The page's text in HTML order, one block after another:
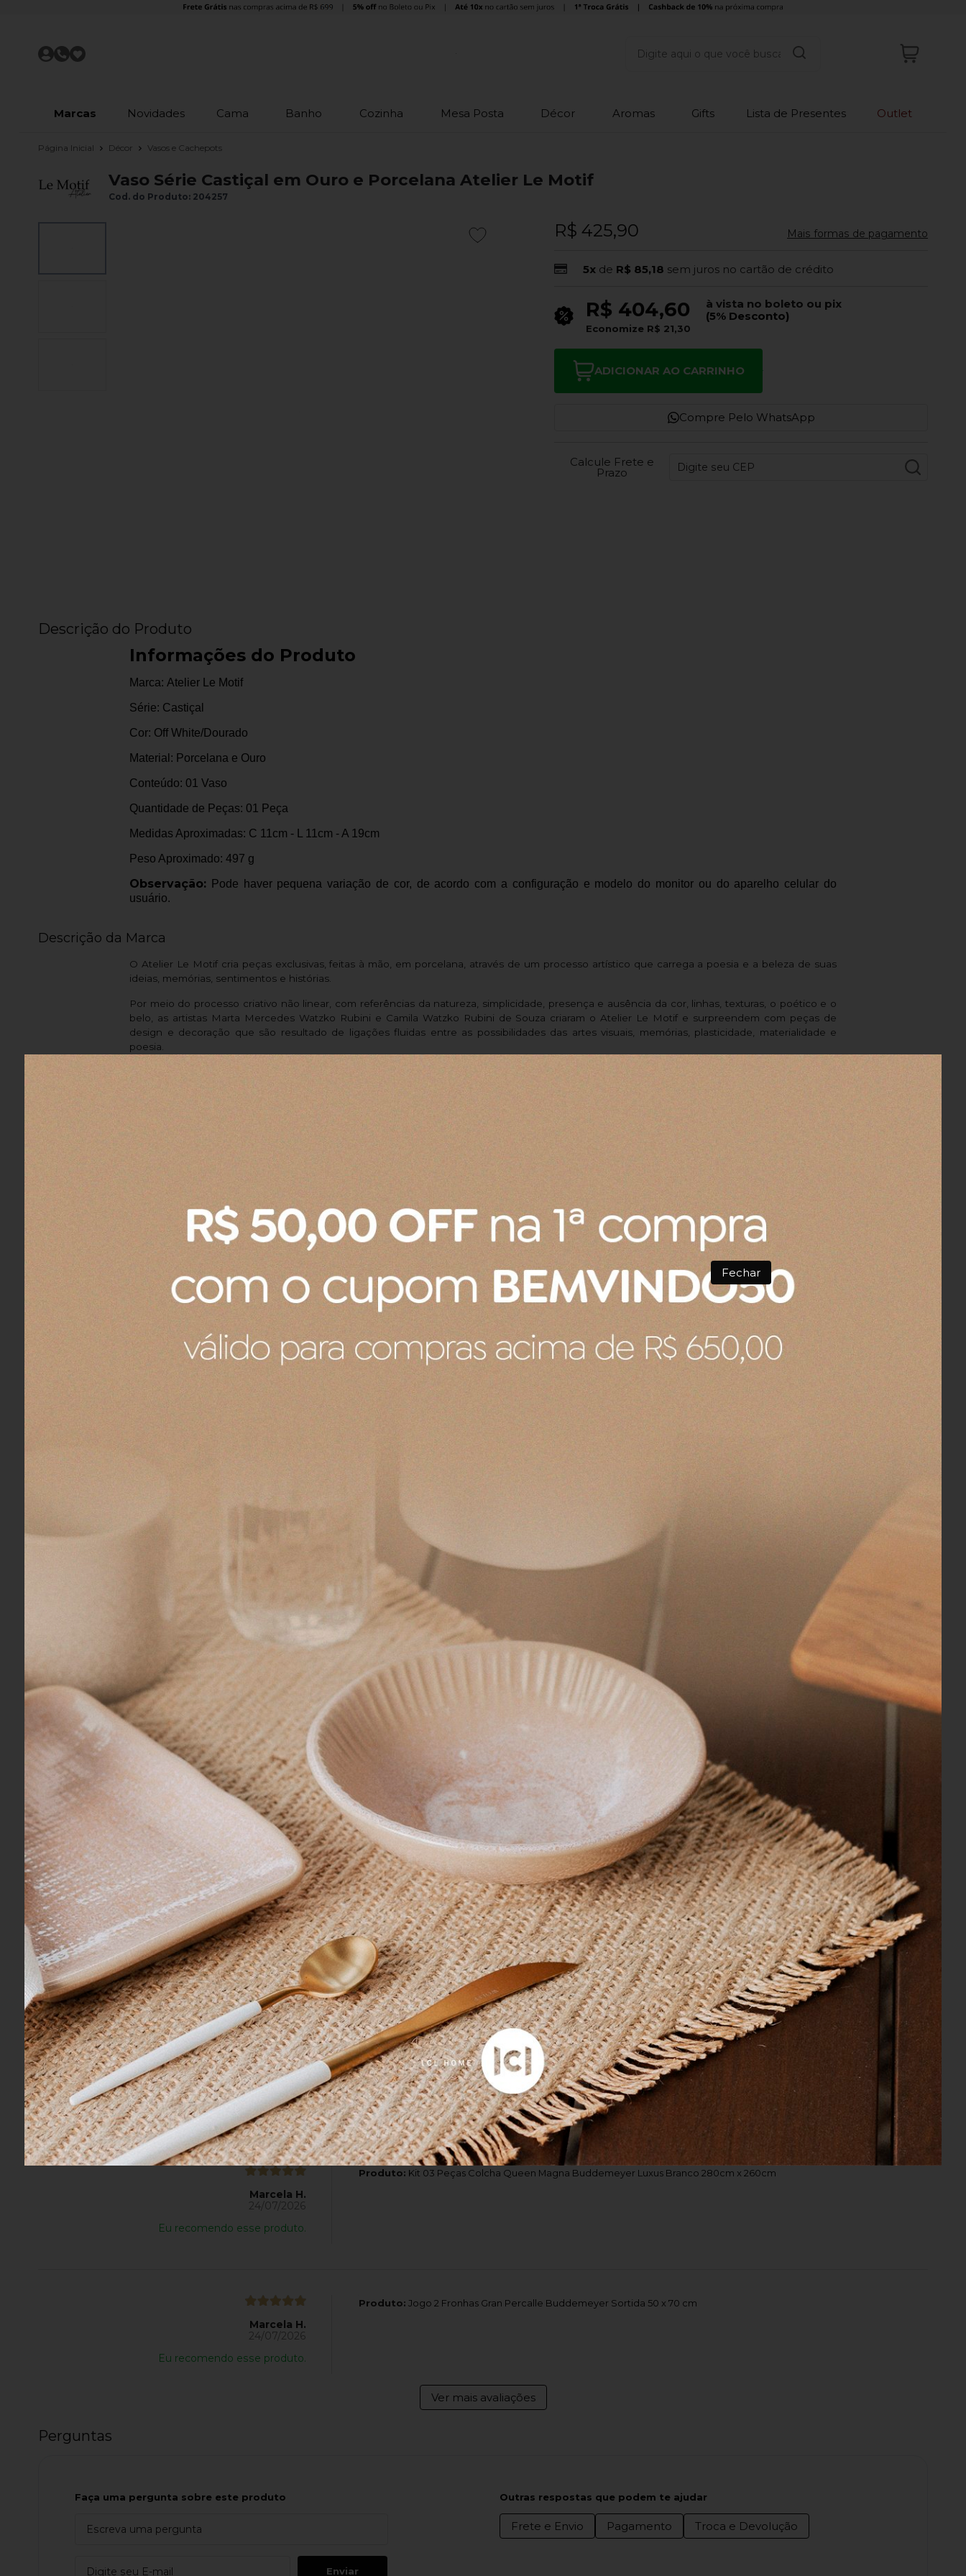
Marcas Novidades Cama Banho Cozinha Mesa Posta Décor Aromas Gifts Lista de Presentes Outlet
Página Inicial Décor Vasos e Cachepots
Vaso Série Castiçal em Ouro e Porcelana Atelier Le Motif
Cod. do Produto: 204257
R$ 425,90 Mais formas de pagamento
5x de R$ 85,18 sem juros no cartão de crédito
R$ 404,60
à vista no boleto ou pix
(5% Desconto)
Economize R$ 21,30
ADICIONAR AO CARRINHO
Compre Pelo WhatsApp
Calcule Frete e
Prazo
Descrição do Produto
Informações do Produto
Marca: Atelier Le Motif
Série: Castiçal
Cor: Off White/Dourado
Material: Porcelana e Ouro
Conteúdo: 01 Vaso
Quantidade de Peças: 01 Peça
Medidas Aproximadas: C 11cm - L 11cm - A 19cm
Peso Aproximado: 497 g
Observação: Pode haver pequena variação de cor, de acordo com a configuração e modelo do monitor ou do aparelho celular do
usuário.
Descrição da Marca
O Atelier Le Motif cria peças exclusivas, feitas à mão, em porcelana, através de um processo artístico que carrega a poesia e a beleza de suas
ideias, memórias, sentimentos e histórias.
Por meio do processo criativo não linear, com referências da natureza, simplicidade, presença e ausência da cor, linhas, texturas, o poético e o
belo, as artistas Marta Mercedes Watzko Rubini e Camila Watzko Rubini de Souza criaram o Atelier Le Motif e surpreendem com peças de
design e decoração que são resultado de ligações fluidas entre as possibilidades das artes visuais, memórias, plasticidade, materialidade e
poesia.
Avaliações dos Clientes
05/08/2026
Gostei muito, adoro essas toalhas, tenho várias há anos. Gostaria de saber se tem mais dessa cor 3144 e
Fernando A.
04/08/2026
Eu recomendo esse produto.
Prato Raso de Cerâmica Le Creuset Azul Caribe 22 cm
Fernando A.
Eu recomendo esse produto.
Pote para mostarda
Produto:
Fernando A.
Ele veio com um pequeno defeito de fabrica um pontinho no pote o qual, acredito que não faz parte
de fábrica e também durante a compra não falava sobre esse pequeno defeito.
Porta Utensílios Signature Le Creuset Nectar 1,1 L
Ronaldo R.
04/08/2026
Eu recomendo esse produto.
Bandeja Para 6 Ovos Le Creuset Vermelho
Adriana R.
03/08/2026
Eu recomendo esse produto.
Pote De Geleia Vermelho Le Creuset
Isabela T.
03/08/2026
Eu recomendo esse produto.
Produto:Conjunto 02 Copos Ribeiro Pavani Pink
Ideissamara A.
27/07/2026
Eu recomendo esse produto.
Amei!!
Leve e macio ao toque
Exatamente como eu queria
Produto:Cobertor Queen Alpi Buddemeyer Luxus Cinza 2,20 x 2,40 m
Marcela H.
24/07/2026
Eu recomendo esse produto.
Produto: Kit 03 Peças Colcha Queen Magna Buddemeyer Luxus Branco 280cm x 260cm
Marcela H.
24/07/2026
Eu recomendo esse produto.
Produto: Jogo 2 Fronhas Gran Percalle Buddemeyer Sortida 50 x 70 cm
Ver mais avaliações
Perguntas
Faça uma pergunta sobre este produto
Enviar
Outras respostas que podem te ajudar
Frete e Envio Pagamento Troca e Devolução
Fechar